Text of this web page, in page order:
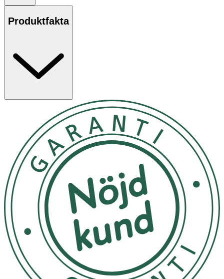
fläckar för en jämnare och synligt klarare hud med den
perfekta kombinationen av nordisk natur och
med patenterat* extrakt från nordiska hjortronfrö, C-
vitamin och Palmitoyl Tetrapeptid-10. Denna kraftfulla
men skonsamma formula är utvecklad för att minska alla
samt jämna ut hudtonen för en strålande, slät och
ungdomligt utseende.Kliniskt bevisad att minska mörka
fläckar med -61%**I en självutvärderingsstudie***• 91 %
instämmer i att mörka fläckar ser blekare ut• 94 %
instämmer i att huden är mer strålande• 94
Applicera på ansikte och hals efter rengöring. För bästa
resultat, följ upp med fuktkräm. Endast för utvärtes bruk.
Undvik kontakt med ögonen. Avbryt användningen om
irritation uppstår.
Förvaras oåtkomligt för barn
OK för gravida och ammande:
Ingredienser:
Produktfakta